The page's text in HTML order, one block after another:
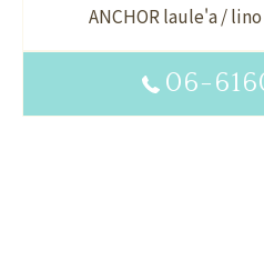
ANCHOR laule'a /
06-